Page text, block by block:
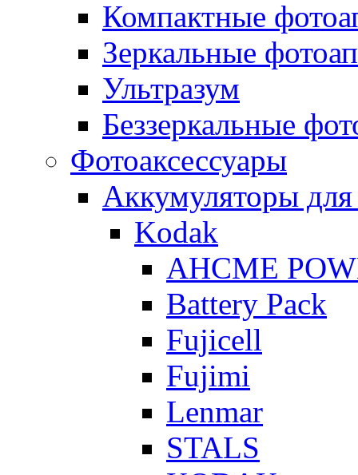
Компактные
Зеркальные
Ультразум
Беззеркальные
Фотоаксессуары
Аккумуляторы для
Kodak
AHCME
Battery Pack
Fujicell
Fujimi
Lenmar
STALS